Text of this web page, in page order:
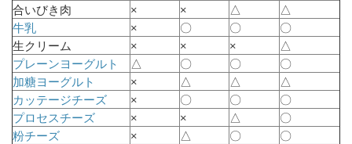
合いびき肉
× × △
△
牛乳
× 〇 〇
〇
生クリーム
× × ×
△
プレーンヨーグルト
△ 〇 〇
〇
加糖ヨーグルト
× △ △
△
カッテージチーズ
× 〇 〇
〇
プロセスチーズ
× × △
〇
粉チーズ
× △ 〇
〇